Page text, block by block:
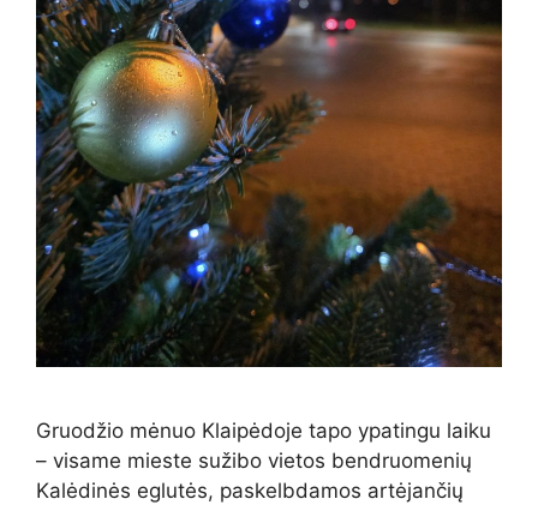
Gruodžio mėnuo Klaipėdoje tapo ypatingu laiku
– visame mieste sužibo vietos bendruomenių
Kalėdinės eglutės, paskelbdamos artėjančių